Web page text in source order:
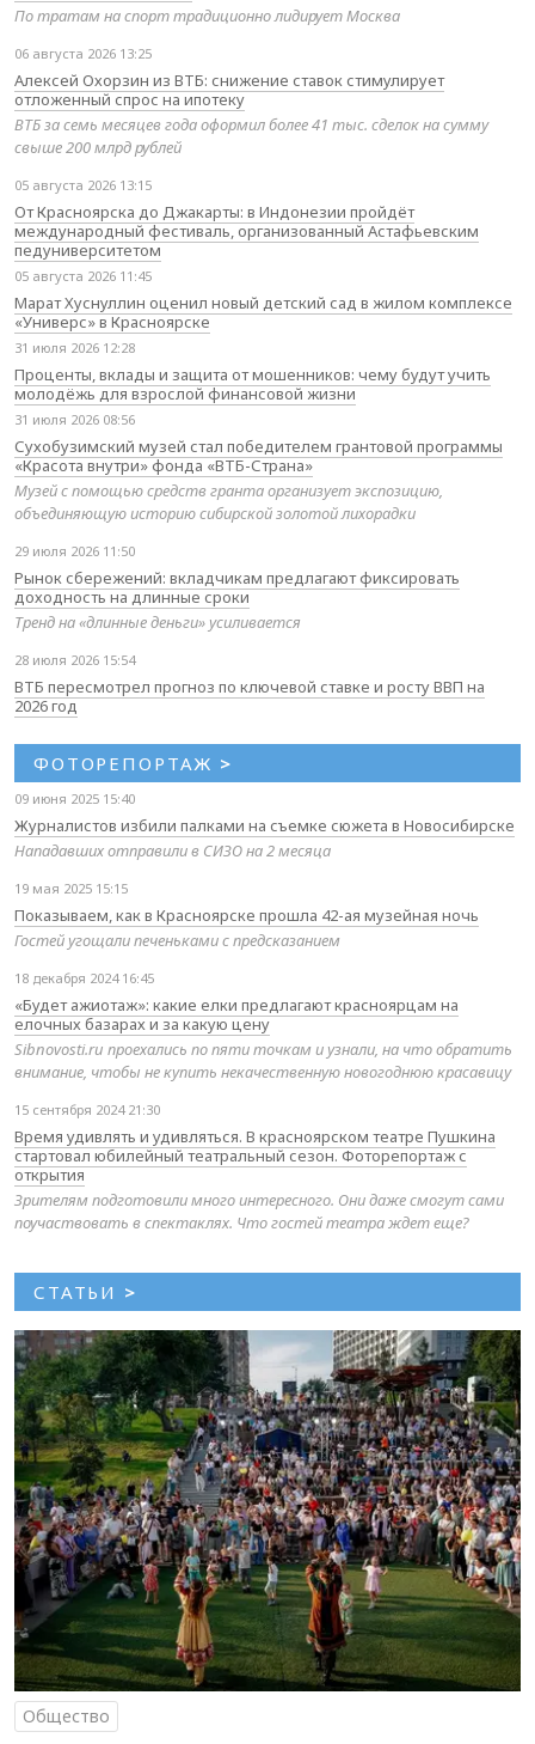
По тратам на спорт традиционно лидирует Москва
06 августа 2026 13:25
Алексей Охорзин из ВТБ: снижение ставок стимулирует
отложенный спрос на ипотеку
ВТБ за семь месяцев года оформил более 41 тыс. сделок на сумму
свыше 200 млрд рублей
05 августа 2026 13:15
От Красноярска до Джакарты: в Индонезии пройдёт
международный фестиваль, организованный Астафьевским
педуниверситетом
05 августа 2026 11:45
Марат Хуснуллин оценил новый детский сад в жилом комплексе
«Универс» в Красноярске
31 июля 2026 12:28
Проценты, вклады и защита от мошенников: чему будут учить
молодёжь для взрослой финансовой жизни
31 июля 2026 08:56
Сухобузимский музей стал победителем грантовой программы
«Красота внутри» фонда «ВТБ-Страна»
Музей с помощью средств гранта организует экспозицию,
объединяющую историю сибирской золотой лихорадки
29 июля 2026 11:50
Рынок сбережений: вкладчикам предлагают фиксировать
доходность на длинные сроки
Тренд на «длинные деньги» усиливается
28 июля 2026 15:54
ВТБ пересмотрел прогноз по ключевой ставке и росту ВВП на
2026 год
ФОТОРЕПОРТАЖ >
09 июня 2025 15:40
Журналистов избили палками на съемке сюжета в Новосибирске
Нападавших отправили в СИЗО на 2 месяца
19 мая 2025 15:15
Показываем, как в Красноярске прошла 42-ая музейная ночь
Гостей угощали печеньками с предсказанием
18 декабря 2024 16:45
«Будет ажиотаж»: какие елки предлагают красноярцам на
елочных базарах и за какую цену
Sibnovosti.ru проехались по пяти точкам и узнали, на что обратить
внимание, чтобы не купить некачественную новогоднюю красавицу
15 сентября 2024 21:30
Время удивлять и удивляться. В красноярском театре Пушкина
стартовал юбилейный театральный сезон. Фоторепортаж с
открытия
Зрителям подготовили много интересного. Они даже смогут сами
поучаствовать в спектаклях. Что гостей театра ждет еще?
СТАТЬИ >
Общество